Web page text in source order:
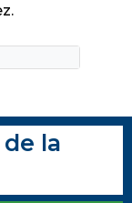
la